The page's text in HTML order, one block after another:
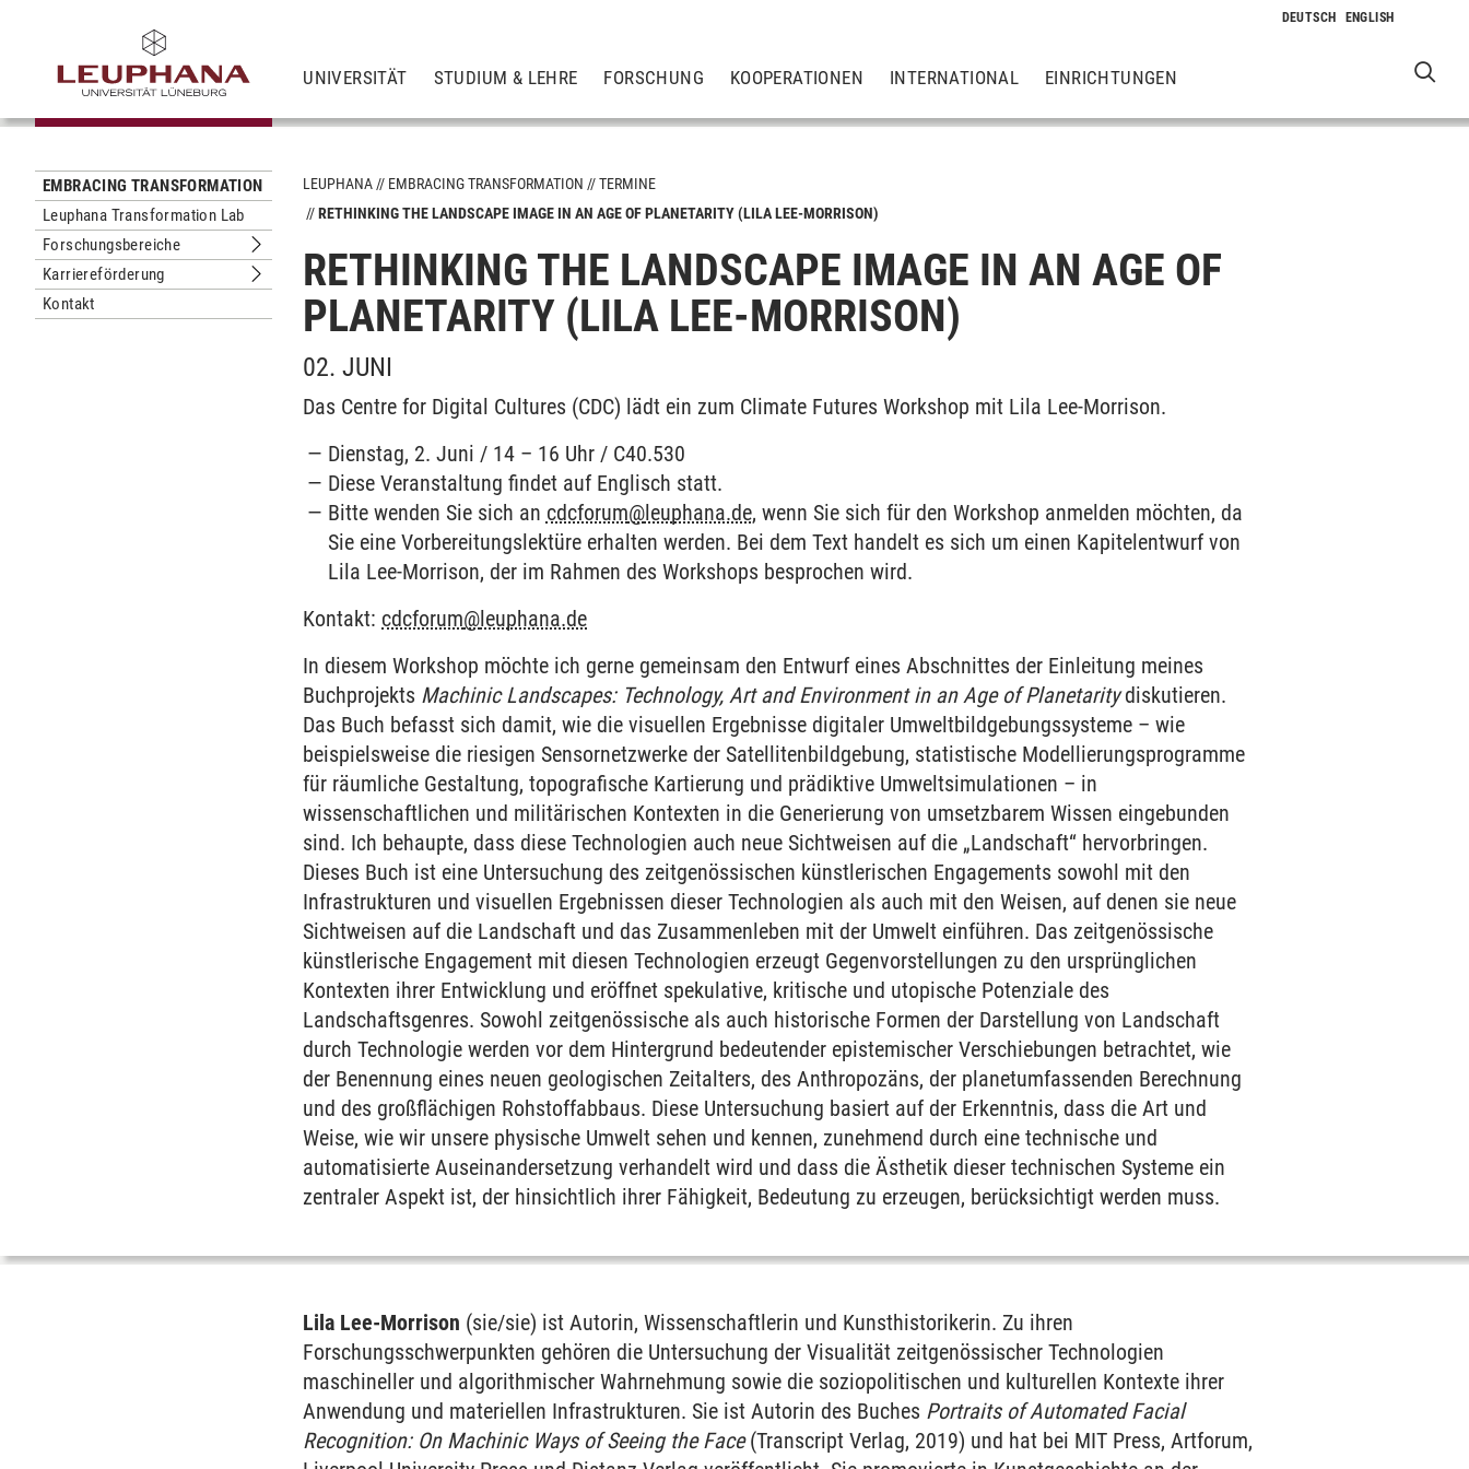
UNIVERSITÄT STUDIUM & LEHRE FORSCHUNG KOOPERATIONEN INTERNATIONAL EINRICHTUNGEN
EMBRACING TRANSFORMATION
Leuphana Transformation Lab
Forschungsbereiche
Untermenu Forschungsbereiche
Karriereförderung
Untermenu Karriereförderung
Kontakt
LEUPHANA EMBRACING TRANSFORMATION
TERMINE
RETHINKING THE LANDSCAPE IMAGE IN AN AGE OF PLANETARITY (LILA LEE-MORRISON)
RETHINKING THE LANDSCAPE IMAGE IN AN AGE OF
PLANETARITY (LILA LEE-MORRISON)
02. JUNI
Das Centre for Digital Cultures (CDC) lädt ein zum Climate Futures Workshop mit Lila Lee-Morrison.
Dienstag, 2. Juni / 14 – 16 Uhr / C40.530
Diese Veranstaltung findet auf Englisch statt.
Bitte wenden Sie sich an cdcforum@leuphana.de, wenn Sie sich für den Workshop anmelden möchten, da
Sie eine Vorbereitungslektüre erhalten werden. Bei dem Text handelt es sich um einen Kapitelentwurf von
Lila Lee-Morrison, der im Rahmen des Workshops besprochen wird.
Kontakt: cdcforum@leuphana.de
In diesem Workshop möchte ich gerne gemeinsam den Entwurf eines Abschnittes der Einleitung meines
Buchprojekts Machinic Landscapes: Technology, Art and Environment in an Age of Planetaritydiskutieren.
Das Buch befasst sich damit, wie die visuellen Ergebnisse digitaler Umweltbildgebungssysteme – wie
beispielsweise die riesigen Sensornetzwerke der Satellitenbildgebung, statistische Modellierungsprogramme
für räumliche Gestaltung, topografische Kartierung und prädiktive Umweltsimulationen – in
wissenschaftlichen und militärischen Kontexten in die Generierung von umsetzbarem Wissen eingebunden
sind. Ich behaupte, dass diese Technologien auch neue Sichtweisen auf die „Landschaft“ hervorbringen.
Dieses Buch ist eine Untersuchung des zeitgenössischen künstlerischen Engagements sowohl mit den
Infrastrukturen und visuellen Ergebnissen dieser Technologien als auch mit den Weisen, auf denen sie neue
Sichtweisen auf die Landschaft und das Zusammenleben mit der Umwelt einführen. Das zeitgenössische
künstlerische Engagement mit diesen Technologien erzeugt Gegenvorstellungen zu den ursprünglichen
Kontexten ihrer Entwicklung und eröffnet spekulative, kritische und utopische Potenziale des
Landschaftsgenres. Sowohl zeitgenössische als auch historische Formen der Darstellung von Landschaft
durch Technologie werden vor dem Hintergrund bedeutender epistemischer Verschiebungen betrachtet, wie
der Benennung eines neuen geologischen Zeitalters, des Anthropozäns, der planetumfassenden Berechnung
und des großflächigen Rohstoffabbaus. Diese Untersuchung basiert auf der Erkenntnis, dass die Art und
Weise, wie wir unsere physische Umwelt sehen und kennen, zunehmend durch eine technische und
automatisierte Auseinandersetzung verhandelt wird und dass die Ästhetik dieser technischen Systeme ein
zentraler Aspekt ist, der hinsichtlich ihrer Fähigkeit, Bedeutung zu erzeugen, berücksichtigt werden muss.
Lila Lee-Morrison (sie/sie) ist Autorin, Wissenschaftlerin und Kunsthistorikerin. Zu ihren
Forschungsschwerpunkten gehören die Untersuchung der Visualität zeitgenössischer Technologien
maschineller und algorithmischer Wahrnehmung sowie die soziopolitischen und kulturellen Kontexte ihrer
Anwendung und materiellen Infrastrukturen. Sie ist Autorin des Buches Portraits of Automated Facial
Recognition: On Machinic Ways of Seeing the Face(Transcript Verlag, 2019) und hat bei MIT Press, Artforum,